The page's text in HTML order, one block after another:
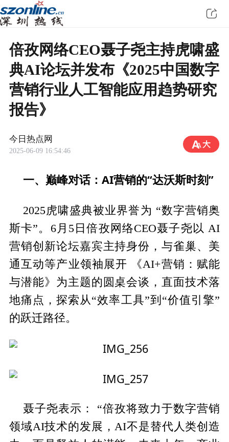
倍孜网络CEO聂子尧主持虎啸盛
典AI论坛并发布《2025中国数字
营销行业人工智能应用趋势研究
报告》
今日热点网
2025-06-09 16:54:46
一、巅峰对话：AI营销的“达沃斯时刻”
2025虎啸盛典被业界誉为 “数字营销奥
斯卡”。6月5日倍孜网络CEO聂子尧以 AI
营销创新论坛嘉宾主持身份，与雀巢、美
通互动等产业领袖展开 《AI+营销：赋能
与潜能》为主题的圆桌会谈，直面技术落
地痛点，探索从“效率工具”到“价值引擎”
的跃迁路径。
聂子尧表示： “倍孜将致力于数字营销
领域AI技术的发展，AI不是替代人类创造